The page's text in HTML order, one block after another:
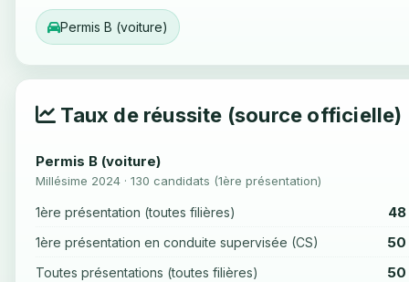
Permis B (voiture)
Taux de réussite (source officielle)
Permis B (voiture)
Millésime 2024 · 130 candidats (1ère présentation)
1ère présentation (toutes filières) 48
1ère présentation en conduite supervisée (CS) 50
Toutes présentations (toutes filières) 50